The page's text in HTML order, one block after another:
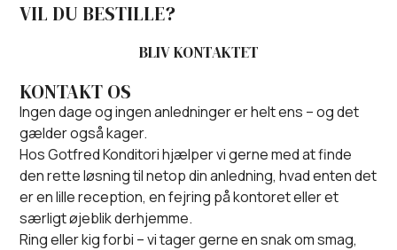
VIL DU BESTILLE?
BLIV KONTAKTET
KONTAKT OS
Ingen dage og ingen anledninger er helt ens – og det
gælder også kager.
Hos Gotfred Konditori hjælper vi gerne med at finde
den rette løsning til netop din anledning, hvad enten det
er en lille reception, en fejring på kontoret eller et
særligt øjeblik derhjemme.
Ring eller kig forbi – vi tager gerne en snak om smag,